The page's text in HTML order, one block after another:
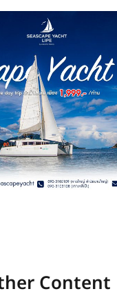
Content